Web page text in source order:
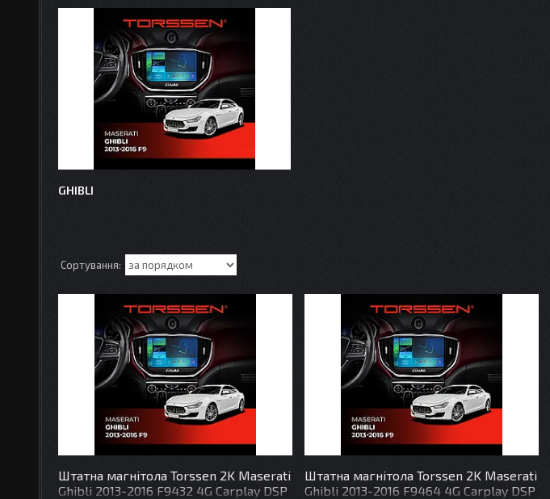
GHIBLI
Штатна магнітола Torssen 2K Maserati
Ghibli 2013-2016 F9432 4G Carplay DSP
Штатна магнітола Torssen 2K Maserati
Ghibli 2013-2016 F9464 4G Carplay DSP